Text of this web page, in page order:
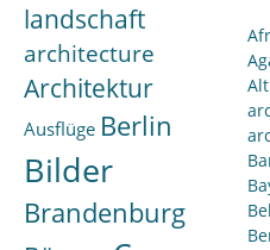
landschaft
architecture
Architektur
Ausflüge Berlin
Bilder
Brandenburg